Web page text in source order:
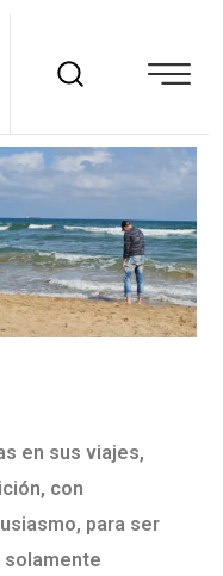
en sus viajes,
con
para ser
solamente